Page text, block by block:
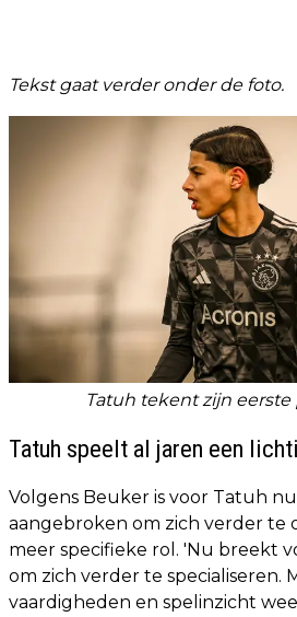
Tekst gaat verder onder de foto.
Tatuh tekent zijn
Tatuh speelt al jaren een
Volgens Beuker is voor Tatuh
aangebroken om zich verder te
meer specifieke rol. 'Nu breekt
om zich verder te specialiseren.
vaardigheden en spelinzicht